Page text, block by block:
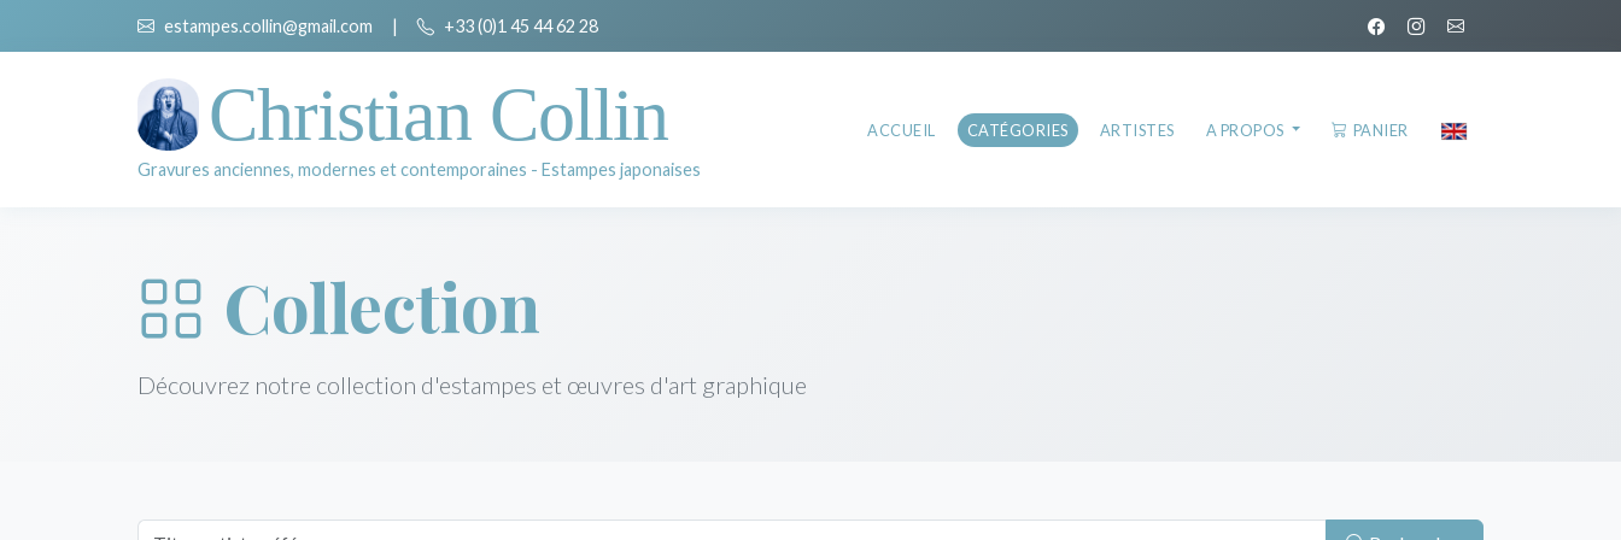
estampes.collin@gmail.com | +33 (0)1 45 44 62 28
Christian Collin
Gravures anciennes, modernes et contemporaines - Estampes japonaises
ACCUEIL CATÉGORIES ARTISTES A PROPOS PANIER
Collection
Découvrez notre collection d'estampes et œuvres d'art graphique